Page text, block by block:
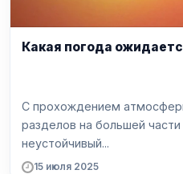
Какая погода
С прохождением
разделов на большей
неустойчивый...
15 июля 2025